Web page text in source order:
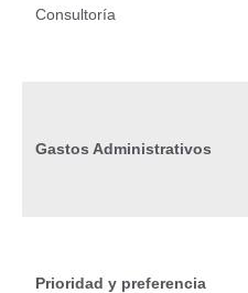
Consultoría
Gastos Administrativos
Prioridad y preferencia